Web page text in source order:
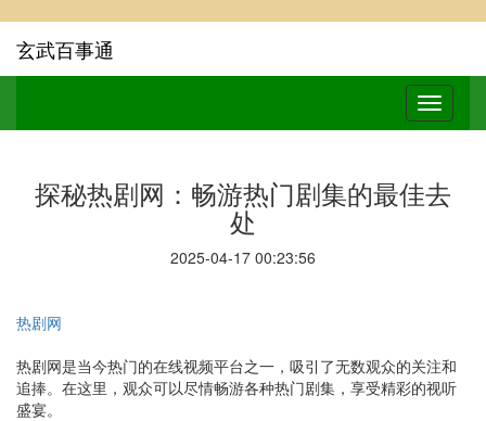
玄武百事通
探秘热剧网：畅游热门剧集的最佳去
处
2025-04-17 00:23:56
热剧网
热剧网是当今热门的在线视频平台之一，吸引了无数观众的关注和
追捧。在这里，观众可以尽情畅游各种热门剧集，享受精彩的视听
盛宴。